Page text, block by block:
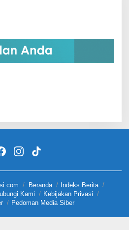
Beranda
Indeks Berita
Kami
Kebijakan Privasi
Pedoman Media Siber